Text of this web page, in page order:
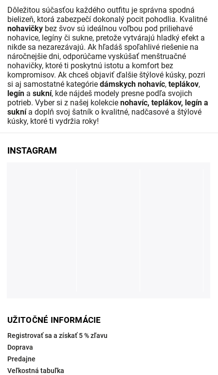
Dôležitou súčasťou každého outfitu je správna spodná
bielizeň, ktorá zabezpečí dokonalý pocit pohodlia. Kvalitné
nohavičky bez švov sú ideálnou voľbou pod priliehavé
nohavice, legíny či sukne, pretože vytvárajú hladký efekt a
nikde sa nezarezávajú. Ak hľadáš spoľahlivé riešenie na
náročnejšie dni, odporúčame vyskúšať menštruačné
nohavičky, ktoré ti poskytnú istotu a komfort bez
kompromisov. Ak chceš objaviť ďalšie štýlové kúsky, pozri
si aj samostatné kategórie dámskych nohavíc, teplákov,
legín a sukní, kde nájdeš modely presne podľa svojich
potrieb. Vyber si z našej kolekcie nohavíc, teplákov, legín a
suknía doplň svoj šatník o kvalitné, nadčasové a štýlové
kúsky, ktoré ti vydržia roky!
UŽITOČNÉ INFORMÁCIE
Registrovať sa a získať 5 % zľavu
Doprava
Predajne
Veľkostná tabuľka
INSTAGRAM